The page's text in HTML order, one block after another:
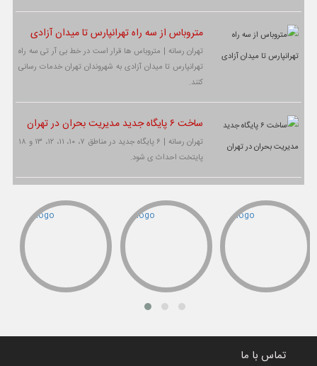
متروباس از سه راه تهرانپارس تا میدان آزادی
تهران رسانه | متروباس ها قرار است در خط بی آر تی سه راه
تهرانپارس تا میدان آزادی به شهروندان تهران خدمات رسانی
کنند.
ساخت ۶ پایگاه جدید مدیریت بحران در تهران
تهران رسانه | ۶ پایگاه جدید در مناطق ۷، ۱۰، ۱۱، ۱۲، ۱۳ و ۱۸
پایتخت احداث ی شود.
تماس با ما